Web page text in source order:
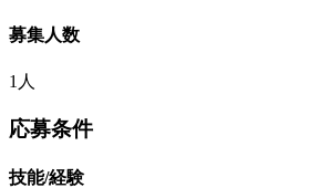
募集人数
1人
応募条件
技能/経験